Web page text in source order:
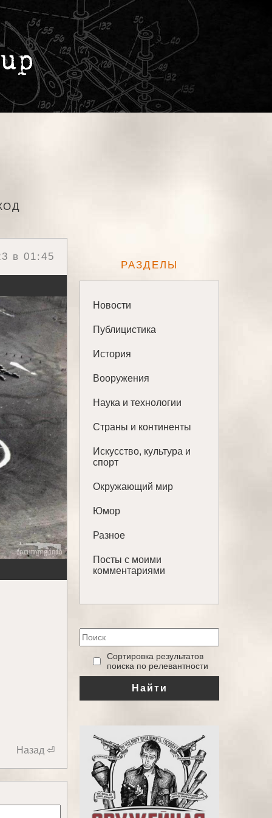
в 01:45
Назад ⏎
РАЗДЕЛЫ
Новости
Публицистика
История
Вооружения
Наука и технологии
Страны и континенты
Искусство, культура и
спорт
Окружающий мир
Юмор
Разное
Посты с моими
комментариями
‎Сортировка результатов
поиска по релевантности
Найти